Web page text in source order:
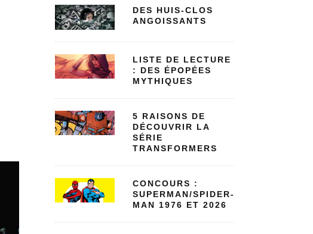
DES HUIS-CLOS
ANGOISSANTS
LISTE DE LECTURE
: DES ÉPOPÉES
MYTHIQUES
5 RAISONS DE
DÉCOUVRIR LA
SÉRIE
TRANSFORMERS
CONCOURS :
SUPERMAN/SPIDER-
MAN 1976 ET 2026